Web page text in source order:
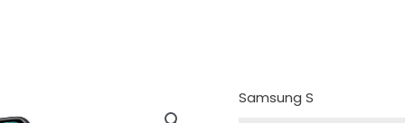
Samsung S